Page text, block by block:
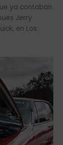
ya contaban
Jerry
en Los